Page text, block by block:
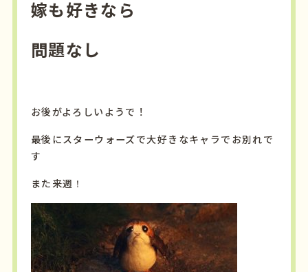
嫁も好きなら
問題なし
お後がよろしいようで！
最後にスターウォーズで大好きなキャラでお別れで
す
また来週！